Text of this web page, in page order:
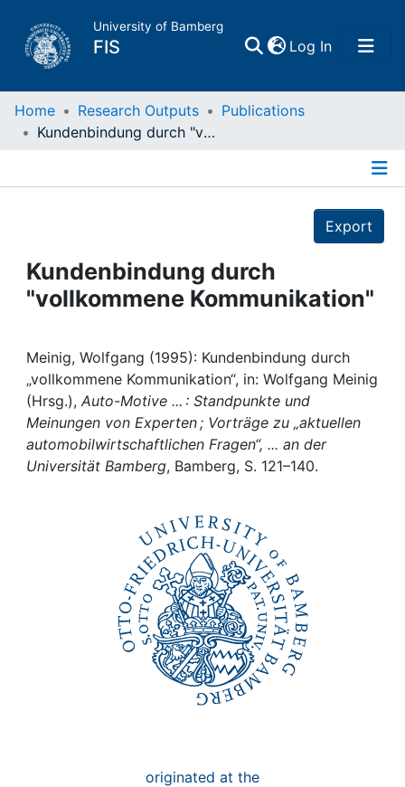
University of Bamberg
FIS Log In(current)
Home
Projects
People
Institutions
Awards
My FIS
Home Research Outputs
Publications
Kundenbindung durch "vollkommene Kommunikation"
Export
Kundenbindung durch
"vollkommene Kommunikation"
Meinig, Wolfgang (1995): Kundenbindung durch
„vollkommene Kommunikation“, in: Wolfgang Meinig
(Hrsg.), Auto-Motive ... : Standpunkte und
Meinungen von Experten ; Vorträge zu „aktuellen
automobilwirtschaftlichen Fragen“, ... an der
Universität Bamberg, Bamberg, S. 121–140.
originated at the